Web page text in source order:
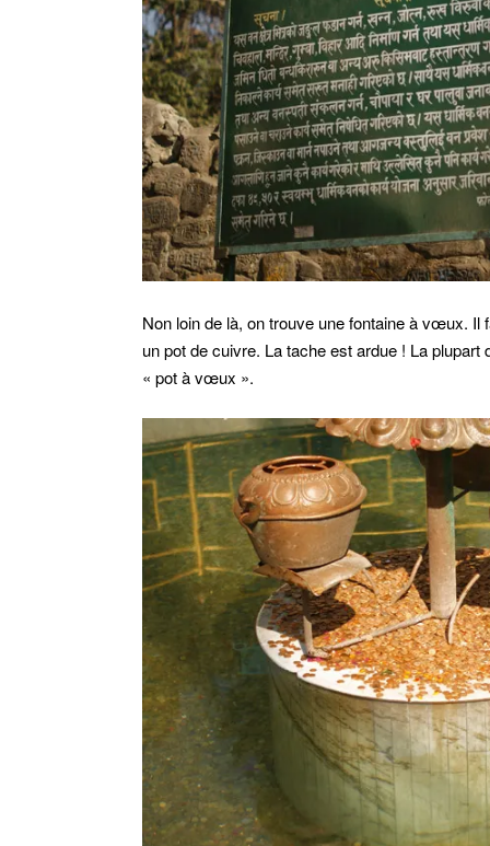
Non loin de là, on trouve une fontaine à vœux.
un pot de cuivre. La tache est ardue ! La
« pot à vœux ».